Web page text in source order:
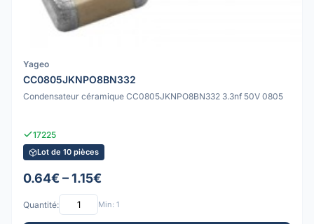
Yageo
CC0805JKNPO8BN332
Condensateur céramique CC0805JKNPO8BN332 3.3nf 50V 0805
17225
Lot de 10 pièces
0.64€ – 1.15€
Quantité: Min: 1